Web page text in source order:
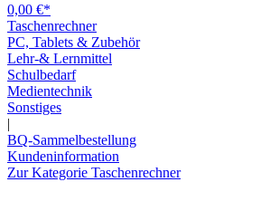
0,00 €*
Taschenrechner
PC, Tablets & Zubehör
Lehr-& Lernmittel
Schulbedarf
Medientechnik
Sonstiges
|
BQ-Sammelbestellung
Kundeninformation
Zur Kategorie Taschenrechner